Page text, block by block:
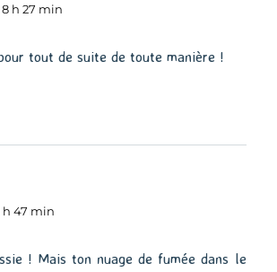
8 h 27 min
tout de suite de toute manière !
h 47 min
! Mais ton nuage de fumée dans le